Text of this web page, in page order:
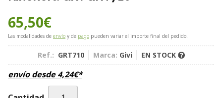
65,50€
Las modalidades de envío y de pago pueden variar el importe final del pedido.
Ref.: GRT710 Marca: Givi EN STOCK
envío desde4,24€*